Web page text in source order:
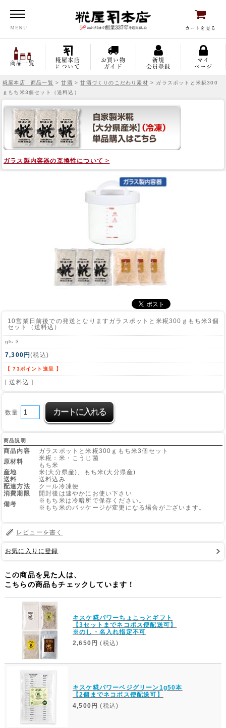
MENU
Site
カートを見る
商品一覧
糀屋本店
について
お買い物
ガイド
新規
会員登録
マイ
ページ
糀屋本店 商品一覧 >甘酒 >甘酒づくりのこだわり素材 > ガラスポットと米糀300
ｇもち米3個セット（送料込）
ガラス製内容器の互換性について >
10営業日前後での発送となります ガラスポットと米糀300ｇもち米3個
セット（送料込）
gls-3
7,300円(税込)
【 73ポイント進呈 】
[ 送料込 ]
数量
商品説明
商品内容
ガラスポットと米糀300ｇもち米3個セット
原材料
米糀：米・こうじ菌
もち米
産地
米(大分県産)、もち米(大分県産)
送料
送料込み
配達方法
クール冷凍便
消費期限
開封後は速やかにお使い下さい
備考
※もち米は冷暗所で保存ください。
※もち米のパッケージが変更になる場合がございます。
レビューを書く
お気に入りに登録
この商品を見た人は、
こちらの商品もチェックしています！
キスケ糀パワーちょこっとギフト
【3セットまでネコポス便配送可】
※のし・名入れ指定不可
2,650円 (税込)
キスケ糀パワーベジグリーン1g50本
【2個までネコポス便配送可】
4,500円 (税込)